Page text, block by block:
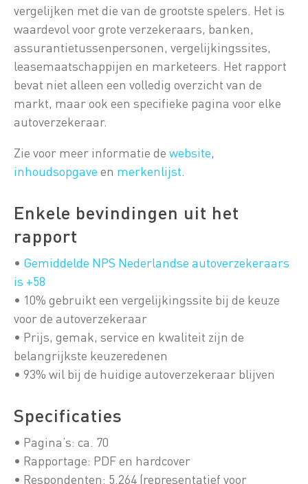
vergelijken met die van de grootste spelers. Het is
waardevol voor grote verzekeraars, banken,
assurantietussenpersonen, vergelijkingssites,
leasemaatschappijen en marketeers. Het rapport
bevat niet alleen een volledig overzicht van de
markt, maar ook een specifieke pagina voor elke
autoverzekeraar.
Zie voor meer informatie de website,
inhoudsopgave en merkenlijst
Enkele bevindingen uit het
rapport
• Gemiddelde NPS Nederlandse autoverzekeraars
is +58
• 10% gebruikt een vergelijkingssite bij de keuze
voor de autoverzekeraar
• Prijs, gemak, service en kwaliteit zijn de
belangrijkste keuzeredenen
• 93% wil bij de huidige autoverzekeraar blijven
Specificaties
• Pagina’s: ca. 70
• Rapportage: PDF en hardcover
• Respondenten: 5.264 (representatief voor